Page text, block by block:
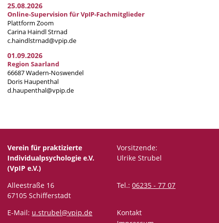
25.08.2026
Online-Supervision für VpIP-Fachmitglieder
Plattform Zoom
Carina Haindl Strnad
c.haindlstrnad@vpip.de
01.09.2026
Region Saarland
66687 Wadern-Noswendel
Doris Haupenthal
d.haupenthal@vpip.de
Verein für praktizierte
Individualpsychologie e.V.
(VpIP e.V.)
Vorsitzende:
Ulrike Strubel
Alleestraße 16
67105 Schifferstadt
Tel.: 06235 - 77 07
E-Mail: u.strubel@vpip.de
Kontakt